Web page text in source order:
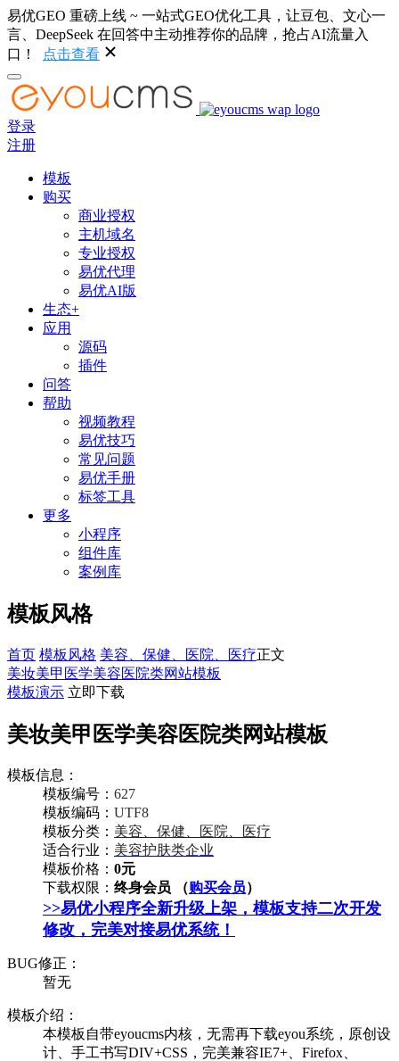
易优GEO 重磅上线 ~ 一站式GEO优化工具，让豆包、文心一
言、DeepSeek 在回答中主动推荐你的品牌，抢占AI流量入
口！
点击查看
登录
注册
模板
购买
商业授权
主机域名
专业授权
易优代理
易优AI版
生态+
应用
源码
插件
问答
帮助
视频教程
易优技巧
常见问题
易优手册
标签工具
更多
小程序
组件库
案例库
模板风格
首页 模板风格 美容、保健、医院、医疗正文
美妆美甲医学美容医院类网站模板
模板演示 立即下载
美妆美甲医学美容医院类网站模板
模板信息：
模板编号： 627
模板编码： UTF8
模板分类： 美容、保健、医院、医疗
适合行业： 美容护肤类企业
模板价格： 0元
下载权限： 终身会员 （购买会员）
>>易优小程序全新升级上架，模板支持二次开发
修改，完美对接易优系统！
BUG修正：
暂无
模板介绍：
本模板自带eyoucms内核，无需再下载eyou系统，原创设
计、手工书写DIV+CSS，完美兼容IE7+、Firefox、